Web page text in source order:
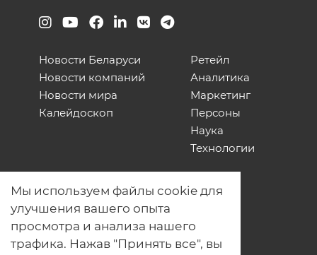
Новости Беларуси
Новости компаний
Новости мира
Калейдоскоп
Ретейл
Аналитика
Маркетинг
Персоны
Наука
Технологии
О нас
Наши проекты
Связь с нами
Общая политика обработки
персональных данных
Мы используем файлы cookie для
улучшения вашего опыта
просмотра и анализа нашего
трафика. Нажав "Принять все", вы